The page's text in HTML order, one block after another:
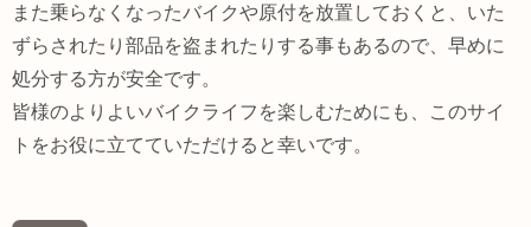
また乗らなくなったバイクや原付を放置しておくと、いた
ずらされたり部品を盗まれたりする事もあるので、早めに
処分する方が安全です。
皆様のよりよいバイクライフを楽しむためにも、このサイ
トをお役に立てていただけると幸いです。